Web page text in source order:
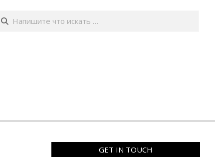
Поиск
GET IN TOUCH